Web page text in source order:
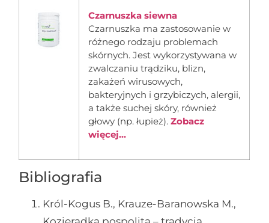
Czarnuszka siewna
Czarnuszka ma zastosowanie w
różnego rodzaju problemach
skórnych. Jest wykorzystywana w
zwalczaniu trądziku, blizn,
zakażeń wirusowych,
bakteryjnych i grzybiczych, alergii,
a także suchej skóry, również
głowy (np. łupież).Zobacz
więcej...
Bibliografia
Król-Kogus B., Krauze-Baranowska M.,